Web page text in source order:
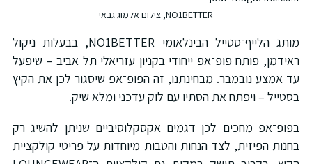
NO1BETTER, צילום אלמוג גבאי
מותג הלייף־סטייל הבינלאומי NO1BETTER, בבעלות ניקול
ראידמן, פותח פופ־אפ ייחודי בקניון עזריאלי תל אביב – שיפעל
עד אמצע נובמבר. מבחינתנו, זה הפופ־אפ שיסגור לכן את הקיץ
בסטייל – ויפתח את הסתיו עם לוק עדכני ומלא שיק.
בפופ־אפ מחכים לכן דגמים אקסקלוסיביים שניתן להשיג רק
בחנות הפיזית, לצד הנחות והטבות מיוחדות על פריטי קולקציית